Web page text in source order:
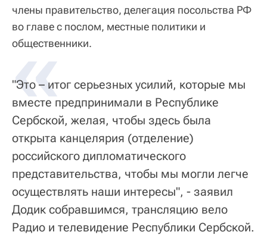
члены правительство, делегация посольства РФ
во главе с послом, местные политики и
общественники.
«
"Это – итог серьезных усилий, которые мы
вместе предпринимали в Республике
Сербской, желая, чтобы здесь была
открыта канцелярия (отделение)
российского дипломатического
представительства, чтобы мы могли легче
осуществлять наши интересы", - заявил
Додик собравшимся, трансляцию вело
Радио и телевидение Республики Сербской.